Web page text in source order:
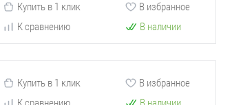
Купить в 1 клик
К сравнению
В избранное
В наличии
Купить в 1 клик
В избранное